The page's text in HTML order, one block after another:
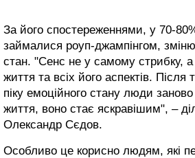
За його спостереженнями, у 70-
займалися роуп-джампінгом,
стан. "Сенс не у самому стрибку, а
життя та всіх його аспектів.
піку емоційного стану люди
життя, воно стає яскравішим", –
Олександр Сєдов.
Особливо це корисно людям, які